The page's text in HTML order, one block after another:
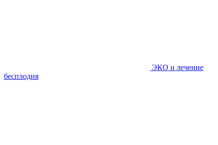
ЭКО и лечение
бесплодия